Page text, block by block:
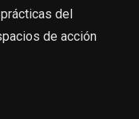
del
de acción